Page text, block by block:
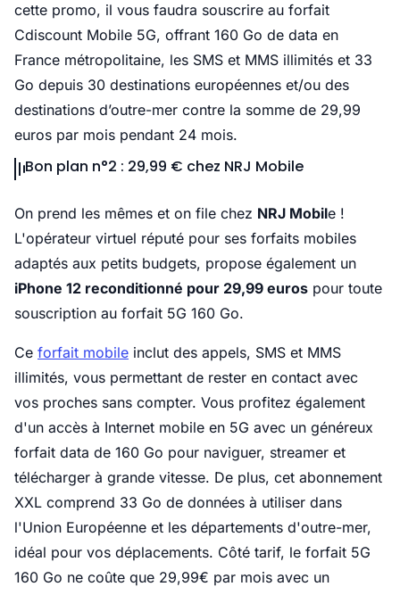
cette promo, il vous faudra souscrire au forfait
Cdiscount Mobile 5G, offrant 160 Go de data en
France métropolitaine, les SMS et MMS illimités et 33
Go depuis 30 destinations européennes et/ou des
destinations d’outre-mer contre la somme de 29,99
euros par mois pendant 24 mois.
Bon plan n°2 : 29,99 € chez NRJ Mobile
On prend les mêmes et on file chez NRJ Mobile !
L'opérateur virtuel réputé pour ses forfaits mobiles
adaptés aux petits budgets, propose également un
iPhone 12 reconditionné pour 29,99 euros pour toute
souscription au forfait 5G 160 Go.
Ce forfait mobile inclut des appels, SMS et MMS
illimités, vous permettant de rester en contact avec
vos proches sans compter. Vous profitez également
d'un accès à Internet mobile en 5G avec un généreux
forfait data de 160 Go pour naviguer, streamer et
télécharger à grande vitesse. De plus, cet abonnement
XXL comprend 33 Go de données à utiliser dans
l'Union Européenne et les départements d'outre-mer,
idéal pour vos déplacements. Côté tarif, le forfait 5G
160 Go ne coûte que 29,99€ par mois avec un